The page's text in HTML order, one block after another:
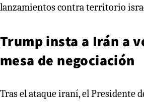
lanzamientos contra territorio
Trump insta a Irán a
mesa de negociación
Tras el ataque iraní, el Presidente